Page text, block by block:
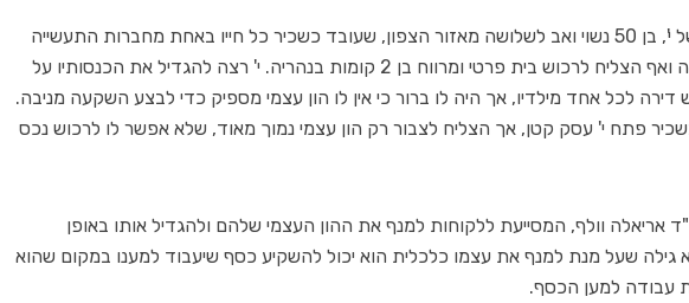
כך למשל היה במקרה של י', בן 50 נשוי ואב לשלושה מאזור הצפון, שעובד כשכיר כל חייו באחת מחברות התעשייה
הצבאית, מרוויח שכר נאה ואף הצליח לרכוש בית פרטי ומרווח בן 2 קומות בנהריה. י' רצה להגדיל את הכנסותיו על
דירה לכל אחד מילדיו, אך היה לו ברור כי אין לו הון עצמי מספיק כדי לבצע השקעה מניבה.
פתח י' עסק קטן, אך הצליח לצבור רק הון עצמי נמוך מאוד, שלא אפשר לו לרכוש נכס
אריאלה וולף, המסייעת ללקוחות למנף את ההון העצמי שלהם ולהגדיל אותו באופן
גילה שעל מנת למנף את עצמו כלכלית הוא יכול להשקיע כסף שיעבוד למענו במקום שהוא
עבודה למען הכסף.